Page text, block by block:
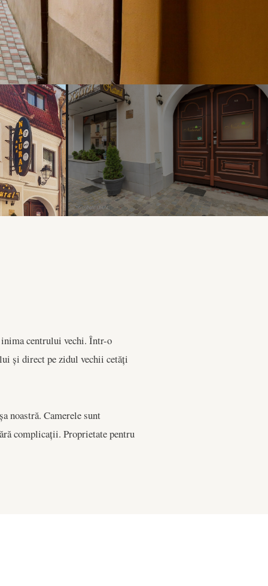
centrului vechi. Într-o
și direct pe zidul vechii cetăți
noastră. Camerele sunt
complicații. Proprietate pentru